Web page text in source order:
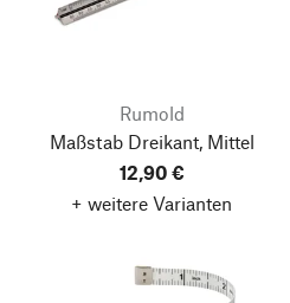
Rumold
Maßstab Dreikant, Mittel
12,90 €
+ weitere Varianten